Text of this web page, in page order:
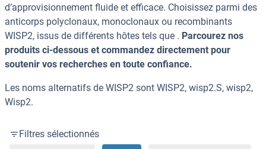
d’approvisionnement fluide et efficace. Choisissez parmi des
anticorps polyclonaux, monoclonaux ou recombinants
WISP2, issus de différents hôtes tels que . Parcourez nos
produits ci-dessous et commandez directement pour
soutenir vos recherches en toute confiance.
Les noms alternatifs de WISP2 sont WISP2, wisp2.S, wisp2,
Wisp2.
Filtres sélectionnés